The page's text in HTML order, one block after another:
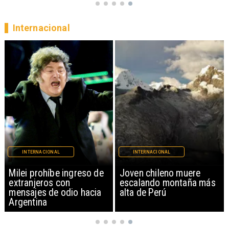
Milei prohíbe ingreso de
extranjeros con
mensajes de odio hacia
Argentina
INTERNACIONAL
Joven chileno muere
escalando montaña más
alta de Perú
INTERNACIONAL
Internacional